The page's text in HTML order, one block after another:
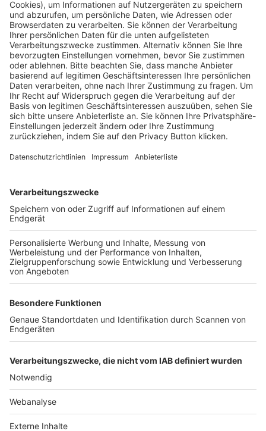
Pässe und Vereinswechsel
Trainerausbildung
Schulungsangebot Vereinsmitarbeiter
BFV-Geschäftsstellen
Trainerbörse
Login SpielPlus
FOLGE DEM BFV
TOP-VEREINE
TOP-PARTNER
Nutzungsbedingungen Datenschutz Impressum